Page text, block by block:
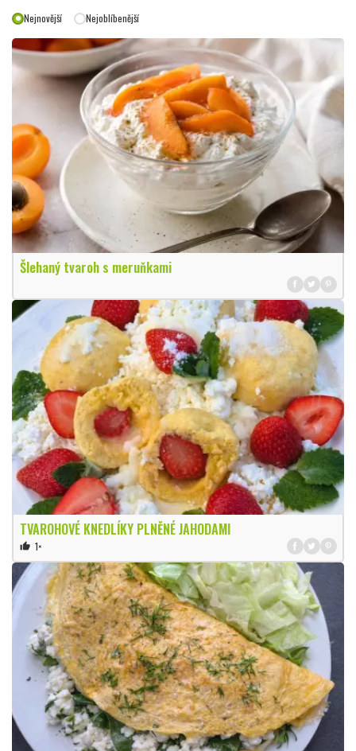
Nejnovější Nejoblíbenější
Šlehaný tvaroh s meruňkami
TVAROHOVÉ KNEDLÍKY PLNĚNÉ JAHODAMI
thumb_up 1×